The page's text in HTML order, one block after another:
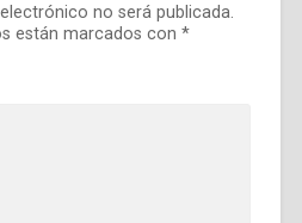
no será publicada.
están marcados con *